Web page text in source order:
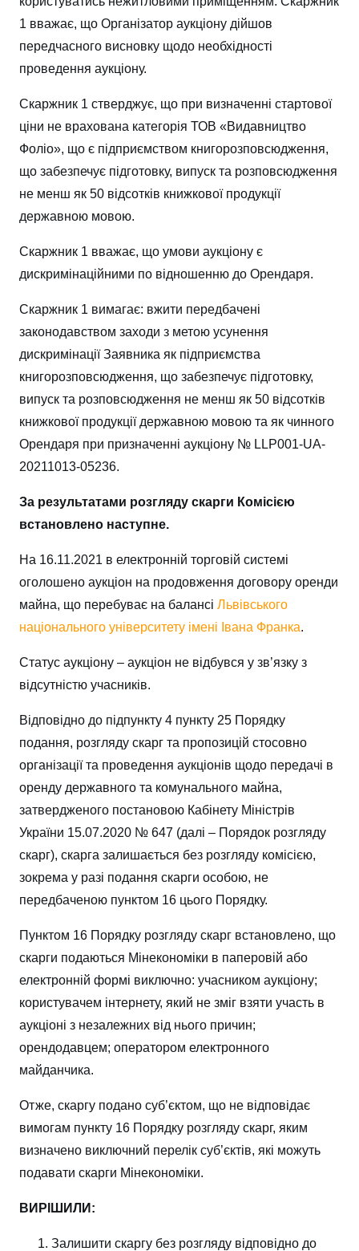
1 вважає, що Організатор аукціону дійшов
передчасного висновку щодо необхідності
проведення аукціону.
Скаржник 1 стверджує, що при визначенні стартової
ціни не врахована категорія ТОВ «Видавництво
Фоліо», що є підприємством книгорозповсюдження,
що забезпечує підготовку, випуск та розповсюдження
не менш як 50 відсотків книжкової продукції
державною мовою.
Скаржник 1 вважає, що умови аукціону є
дискримінаційними по відношенню до Орендаря.
Скаржник 1 вимагає: вжити передбачені
законодавством заходи з метою усунення
дискримінації Заявника як підприємства
книгорозповсюдження, що забезпечує підготовку,
випуск та розповсюдження не менш як 50 відсотків
книжкової продукції державною мовою та як чинного
Орендаря при призначенні аукціону № LLP001-UA-
20211013-05236.
За результатами розгляду скарги Комісією
встановлено наступне.
На 16.11.2021 в електронній торговій системі
оголошено аукціон на продовження договору оренди
майна, що перебуває на балансі Львівського
національного університету імені Івана Франка.
Статус аукціону – аукціон не відбувся у зв’язку з
відсутністю учасників.
Відповідно до підпункту 4 пункту 25 Порядку
подання, розгляду скарг та пропозицій стосовно
організації та проведення аукціонів щодо передачі в
оренду державного та комунального майна,
затвердженого постановою Кабінету Міністрів
України 15.07.2020 № 647 (далі – Порядок розгляду
скарг), скарга залишається без розгляду комісією,
зокрема у разі подання скарги особою, не
передбаченою пунктом 16 цього Порядку.
Пунктом 16 Порядку розгляду скарг встановлено, що
скарги подаються Мінекономіки в паперовій або
електронній формі виключно: учасником аукціону;
користувачем інтернету, який не зміг взяти участь в
аукціоні з незалежних від нього причин;
орендодавцем; оператором електронного
майданчика.
Отже, скаргу подано суб’єктом, що не відповідає
вимогам пункту 16 Порядку розгляду скарг, яким
визначено виключний перелік суб’єктів, які можуть
подавати скарги Мінекономіки.
ВИРІШИЛИ:
Залишити скаргу без розгляду відповідно до